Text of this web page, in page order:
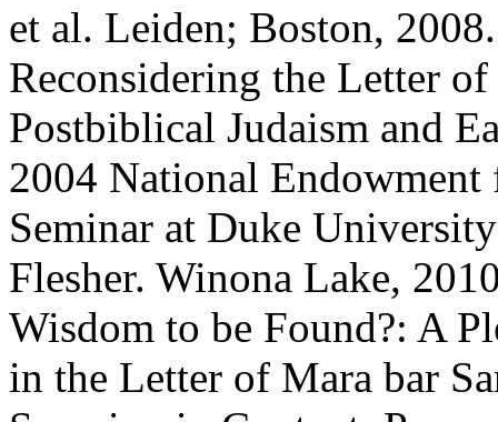
et al. Leiden; Boston,
Reconsidering the Letter
Postbiblical Judaism and
2004 National
Seminar at Duke
Flesher. Winona Lake,
Wisdom to be Found?: A
in the Letter of Mara bar